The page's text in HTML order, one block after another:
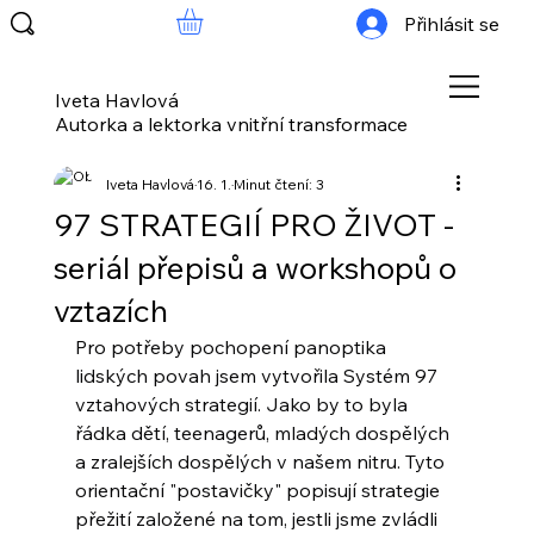
Iveta Havlová
Autorka a lektorka vnitřní transformace
Přihlásit se
97 STRATEGIÍ PRO ŽIVOT -
seriál přepisů a workshopů o
vztazích
Iveta Havlová16. 1.Minut čtení: 3
Pro potřeby pochopení panoptika
lidských povah jsem vytvořila Systém 97
vztahových strategií. Jako by to byla
řádka dětí, teenagerů, mladých dospělých
a zralejších dospělých v našem nitru. Tyto
orientační "postavičky" popisují strategie
přežití založené na tom, jestli jsme zvládli